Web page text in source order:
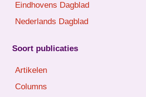
Eindhovens Dagblad
Nederlands Dagblad
Soort publicaties
Artikelen
Columns